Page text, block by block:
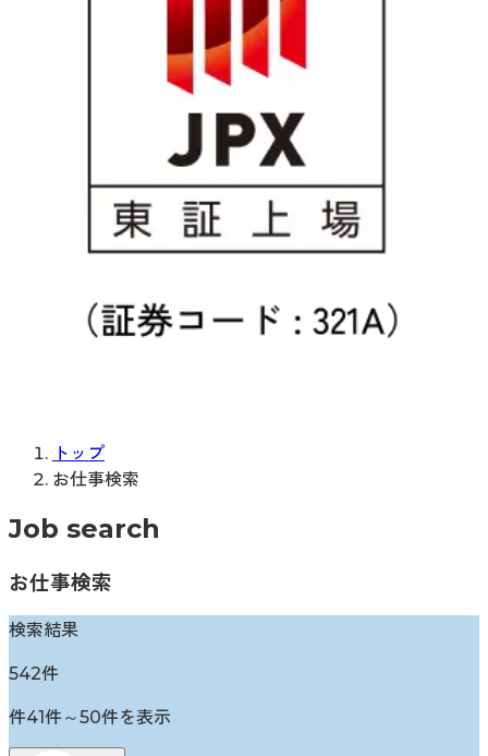
トップ
お仕事検索
Job search
お仕事検索
検索結果
542件
件41件～50件を表示